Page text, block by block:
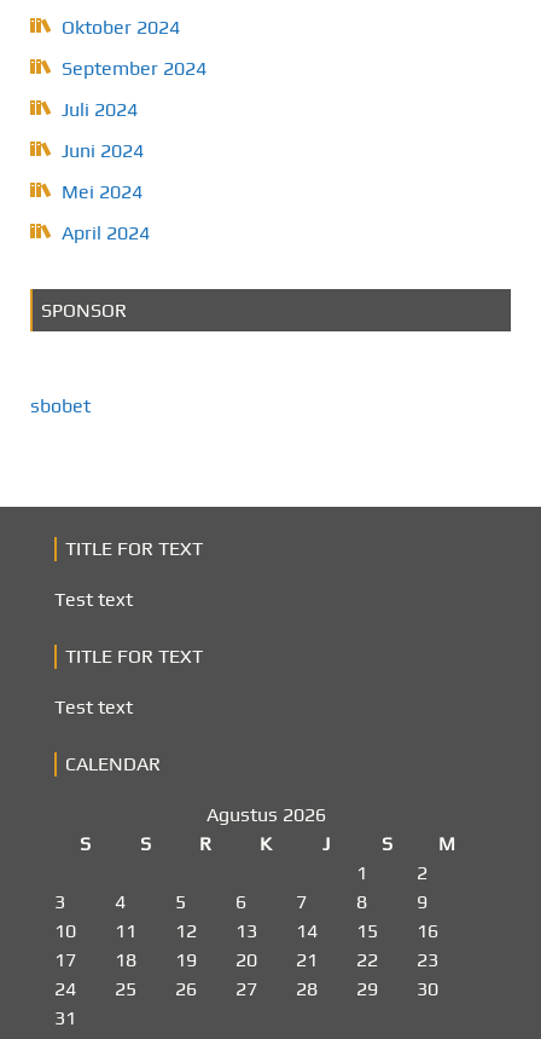
Oktober 2024
September 2024
Juli 2024
Juni 2024
Mei 2024
April 2024
SPONSOR
sbobet
TITLE FOR TEXT
Test text
TITLE FOR TEXT
Test text
CALENDAR
Agustus 2026
S
S R K J S
M
1
2
3
4 5 6 7 8
9
10
11 12 13 14 15
16
17
18 19 20 21 22
23
24
25 26 27 28 29
30
31